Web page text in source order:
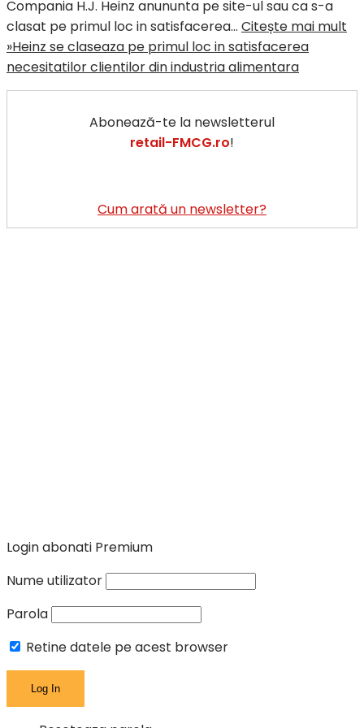
Compania H.J. Heinz anununta pe site-ul sau ca s-a
clasat pe primul loc in satisfacerea… Citește mai mult
»Heinz se claseaza pe primul loc in satisfacerea
necesitatilor clientilor din industria alimentara
Abonează-te la newsletterul
retail-FMCG.ro!
Cum arată un newsletter?
Login abonati Premium
Nume utilizator
Parola
Retine datele pe acest browser